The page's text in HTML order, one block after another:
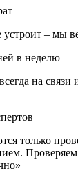
устроит – мы
в неделю
на связи
только